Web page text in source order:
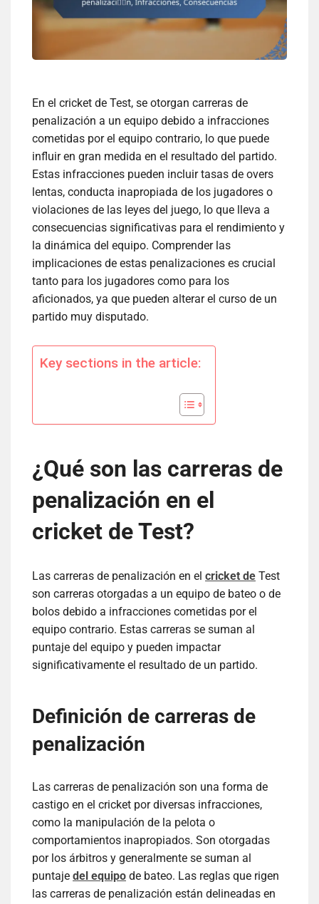
En el cricket de Test, se otorgan carreras de
penalización a un equipo debido a infracciones
cometidas por el equipo contrario, lo que puede
influir en gran medida en el resultado del partido.
Estas infracciones pueden incluir tasas de overs
lentas, conducta inapropiada de los jugadores o
violaciones de las leyes del juego, lo que lleva a
consecuencias significativas para el rendimiento y
la dinámica del equipo. Comprender las
implicaciones de estas penalizaciones es crucial
tanto para los jugadores como para los
aficionados, ya que pueden alterar el curso de un
partido muy disputado.
Key sections in the article:
¿Qué son las carreras de
penalización en el
cricket de Test?
Las carreras de penalización en el cricket de Test
son carreras otorgadas a un equipo de bateo o de
bolos debido a infracciones cometidas por el
equipo contrario. Estas carreras se suman al
puntaje del equipo y pueden impactar
significativamente el resultado de un partido.
Definición de carreras de
penalización
Las carreras de penalización son una forma de
castigo en el cricket por diversas infracciones,
como la manipulación de la pelota o
comportamientos inapropiados. Son otorgadas
por los árbitros y generalmente se suman al
puntaje del equipo de bateo. Las reglas que rigen
las carreras de penalización están delineadas en